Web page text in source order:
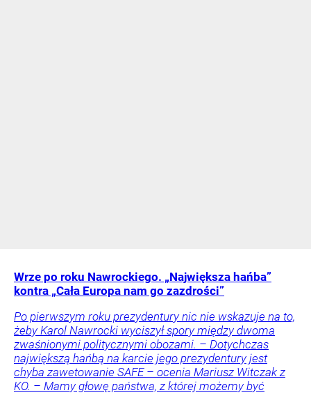
Wrze po roku Nawrockiego. „Największa hańba”
kontra „Cała Europa nam go zazdrości”
Po pierwszym roku prezydentury nic nie wskazuje na to,
żeby Karol Nawrocki wyciszył spory między dwoma
zwaśnionymi politycznymi obozami. – Dotychczas
największą hańbą na karcie jego prezydentury jest
chyba zawetowanie SAFE – ocenia Mariusz Witczak z
KO. – Mamy głowę państwa, z której możemy być